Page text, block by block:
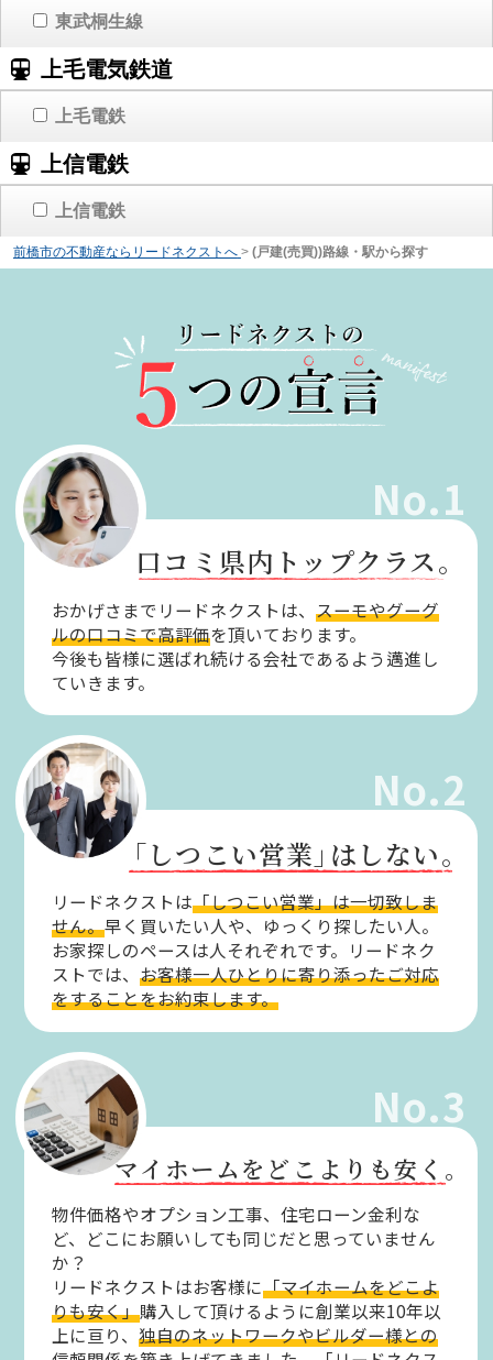
東武桐生線
上毛電気鉄道
上毛電鉄
上信電鉄
上信電鉄
前橋市の不動産ならリードネクストへ > (戸建(売買))路線・駅から探す
No.1
口コミ県内トップクラス。
おかげさまでリードネクストは、スーモやグーグ
ルの口コミで高評価を頂いております。
今後も皆様に選ばれ続ける会社であるよう邁進し
ていきます。
No.2
「しつこい営業」はしない。
リードネクストは「しつこい営業」は一切致しま
せん。早く買いたい人や、ゆっくり探したい人。
お家探しのペースは人それぞれです。リードネク
ストでは、お客様一人ひとりに寄り添ったご対応
をすることをお約束します。
No.3
マイホームをどこよりも安く。
物件価格やオプション工事、住宅ローン金利な
ど、どこにお願いしても同じだと思っていません
か？
リードネクストはお客様に「マイホームをどこよ
りも安く」購入して頂けるように創業以来10年以
上に亘り、独自のネットワークやビルダー様との